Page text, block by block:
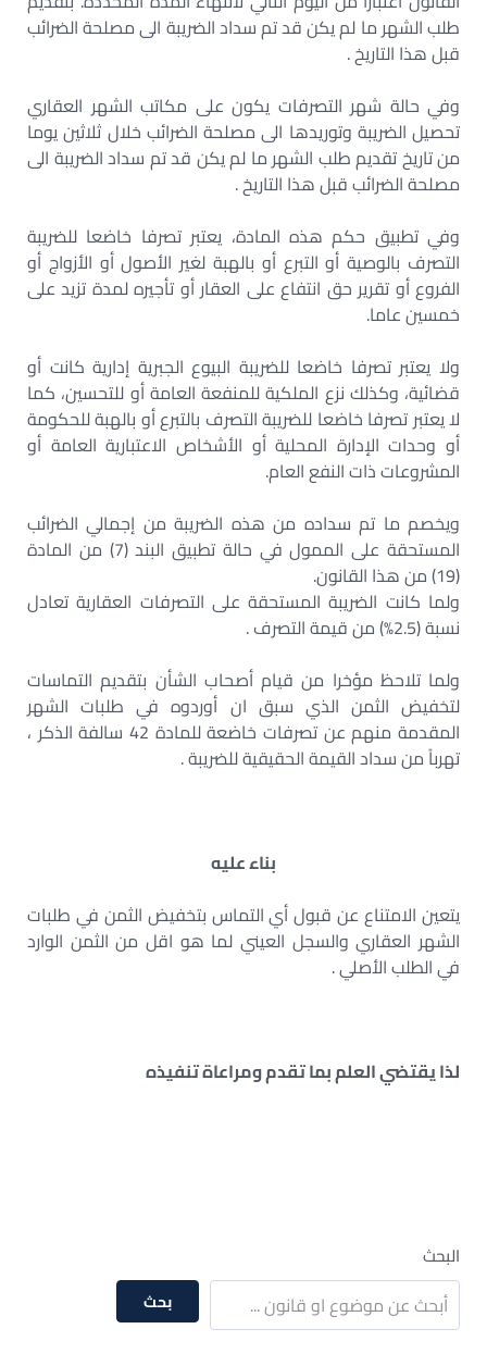
طلب الشهر ما لم يكن قد تم سداد الضريبة الى مصلحة الضرائب
قبل هذا التاريخ .
وفي حالة شهر التصرفات يكون على مكاتب الشهر العقاري
تحصيل الضريبة وتوريدها الى مصلحة الضرائب خلال ثلاثين يوما
من تاريخ تقديم طلب الشهر ما لم يكن قد تم سداد الضريبة الى
مصلحة الضرائب قبل هذا التاريخ .
وفي تطبيق حكم هذه المادة، يعتبر تصرفا خاضعا للضريبة
التصرف بالوصية أو التبرع أو بالهبة لغير الأصول أو الأزواج أو
الفروع أو تقرير حق انتفاع على العقار أو تأجيره لمدة تزيد على
خمسين عاما.
ولا يعتبر تصرفا خاضعا للضريبة البيوع الجبرية إدارية كانت أو
قضائية، وكذلك نزع الملكية للمنفعة العامة أو للتحسين، كما
لا يعتبر تصرفا خاضعا للضريبة التصرف بالتبرع أو بالهبة للحكومة
أو وحدات الإدارة المحلية أو الأشخاص الاعتبارية العامة أو
المشروعات ذات النفع العام.
ويخصم ما تم سداده من هذه الضريبة من إجمالي الضرائب
المستحقة على الممول في حالة تطبيق البند (7) من المادة
(19) من هذا القانون.
ولما كانت الضريبة المستحقة على التصرفات العقارية تعادل
نسبة (2.5%) من قيمة التصرف .
ولما تلاحظ مؤخرا من قيام أصحاب الشأن بتقديم التماسات
لتخفيض الثمن الذي سبق ان أوردوه في طلبات الشهر
المقدمة منهم عن تصرفات خاضعة للمادة 42 سالفة الذكر ،
تهرباً من سداد القيمة الحقيقية للضريبة .
بناء عليه
يتعين الامتناع عن قبول أي التماس بتخفيض الثمن في طلبات
الشهر العقاري والسجل العيني لما هو اقل من الثمن الوارد
في الطلب الأصلي .
لذا يقتضي العلم بما تقدم ومراعاة تنفيذه
البحث
بحث